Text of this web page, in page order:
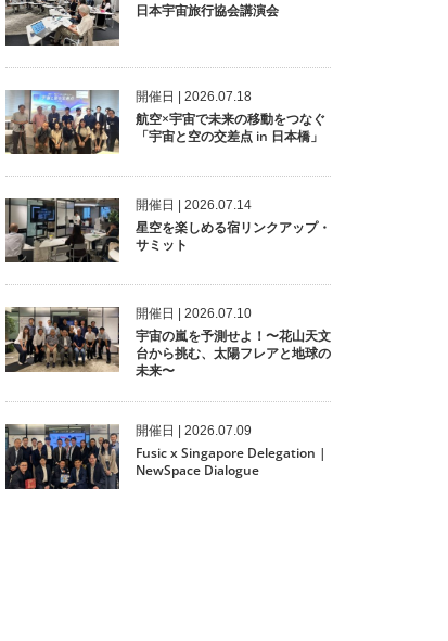
日本宇宙旅行協会講演会
開催⽇ | 2026.07.18
航空×宇宙で未来の移動をつなぐ
「宇宙と空の交差点 in 日本橋」
開催⽇ | 2026.07.14
星空を楽しめる宿リンクアップ・
サミット
開催⽇ | 2026.07.10
宇宙の嵐を予測せよ！〜花山天文
台から挑む、太陽フレアと地球の
未来〜
開催⽇ | 2026.07.09
Fusic x Singapore Delegation |
NewSpace Dialogue